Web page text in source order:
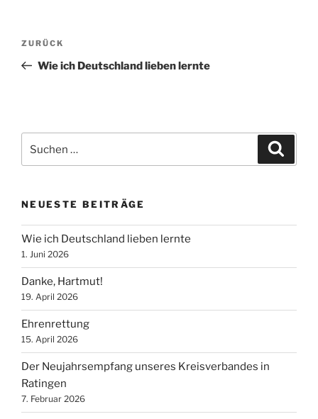
Beitragsnavigation
Vorheriger
Beitrag
ZURÜCK
Wie ich Deutschland lieben lernte
nach:
NEUESTE BEITRÄGE
Wie ich Deutschland lieben lernte
1. Juni 2026
Danke, Hartmut!
19. April 2026
Ehrenrettung
15. April 2026
Der Neujahrsempfang unseres Kreisverbandes in
Ratingen
7. Februar 2026